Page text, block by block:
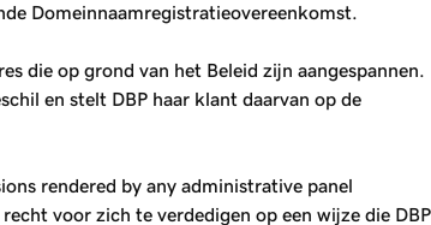
Domeinnaamregistratieovereenkomst.
die op grond van het Beleid zijn aangespannen.
en stelt DBP haar klant daarvan op de
rendered by any administrative panel
voor zich te verdedigen op een wijze die DBP